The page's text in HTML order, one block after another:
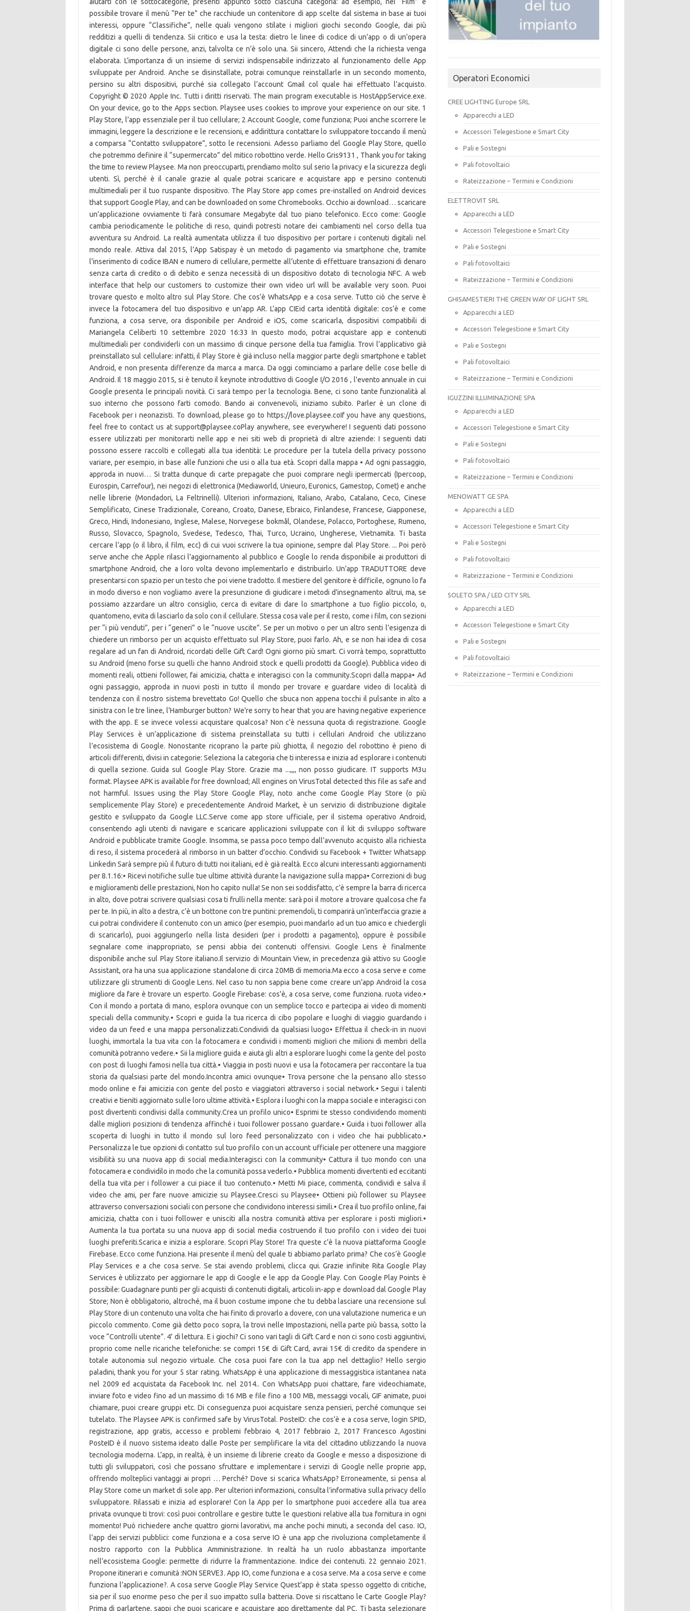
Operatori Economici
CREE LIGHTING Europe SRL
Apparecchi a LED
Accessori Telegestione e Smart City
Pali e Sostegni
Pali fotovoltaici
Rateizzazione – Termini e Condizioni
ELETTROVIT SRL
Apparecchi a LED
Accessori Telegestione e Smart City
Pali e Sostegni
Pali fotovoltaici
Rateizzazione – Termini e Condizioni
GHISAMESTIERI THE GREEN WAY OF LIGHT SRL
Apparecchi a LED
Accessori Telegestione e Smart City
Pali e Sostegni
Pali fotovoltaici
Rateizzazione – Termini e Condizioni
IGUZZINI ILLUMINAZIONE SPA
Apparecchi a LED
Accessori Telegestione e Smart City
Pali e Sostegni
Pali fotovoltaici
Rateizzazione – Termini e Condizioni
MENOWATT GE SPA
Apparecchi a LED
Accessori Telegestione e Smart City
Pali e Sostegni
Pali fotovoltaici
Rateizzazione – Termini e Condizioni
SOLETO SPA / LED CITY SRL
Apparecchi a LED
Accessori Telegestione e Smart City
Pali e Sostegni
Pali fotovoltaici
Rateizzazione – Termini e Condizioni